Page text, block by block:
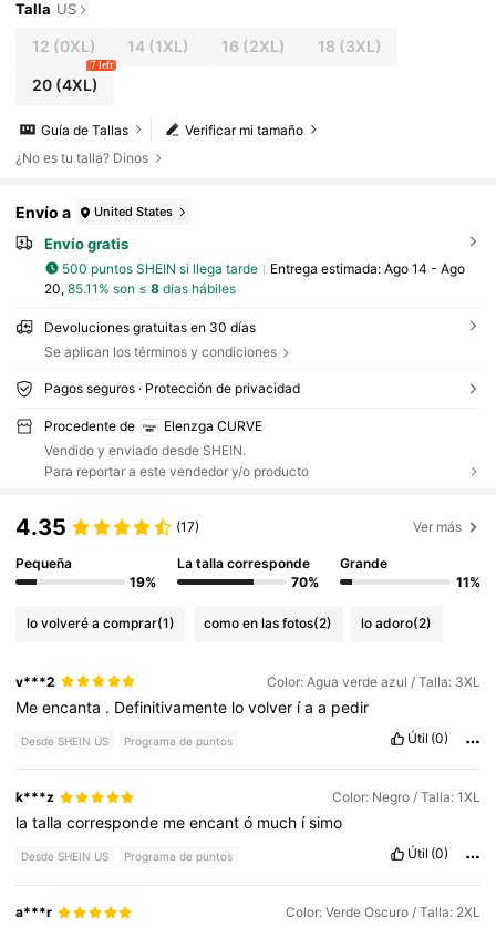
Talla US
12 (0XL) 14 (1XL) 16 (2XL) 18 (3XL)
20(4XL)
7 left
Verificar mi tamaño
Guía de Tallas
¿No es tu talla? Dinos
Envío a United States
Envío gratis
500 puntos SHEIN si llega tarde Entrega estimada: Ago 14 - Ago
20, 85.11% son ≤ 8días hábiles
Devoluciones gratuitas en 30 días
Se aplican los términos y condiciones
Pagos seguros · Protección de privacidad
Procedente de
Elenzga CURVE
Vendido y enviado desde SHEIN.
Para reportar a este vendedor y/o producto
4.35 (17) Ver más
Pequeña
19%
La talla corresponde
70%
Grande
11%
lo volveré a comprar(1) como en las fotos(2) lo adoro(2)
v***2 Color: Agua verde azul / Talla: 3XL
Meencanta . Definitivamente lovolver íaa pedir
Desde SHEIN US Programa de puntos Útil (0)
k***z Color: Negro / Talla: 1XL
latallacorresponde meencantó much ísimo
Desde SHEIN US Programa de puntos Útil (0)
a***r Color: Verde Oscuro / Talla: 2XL